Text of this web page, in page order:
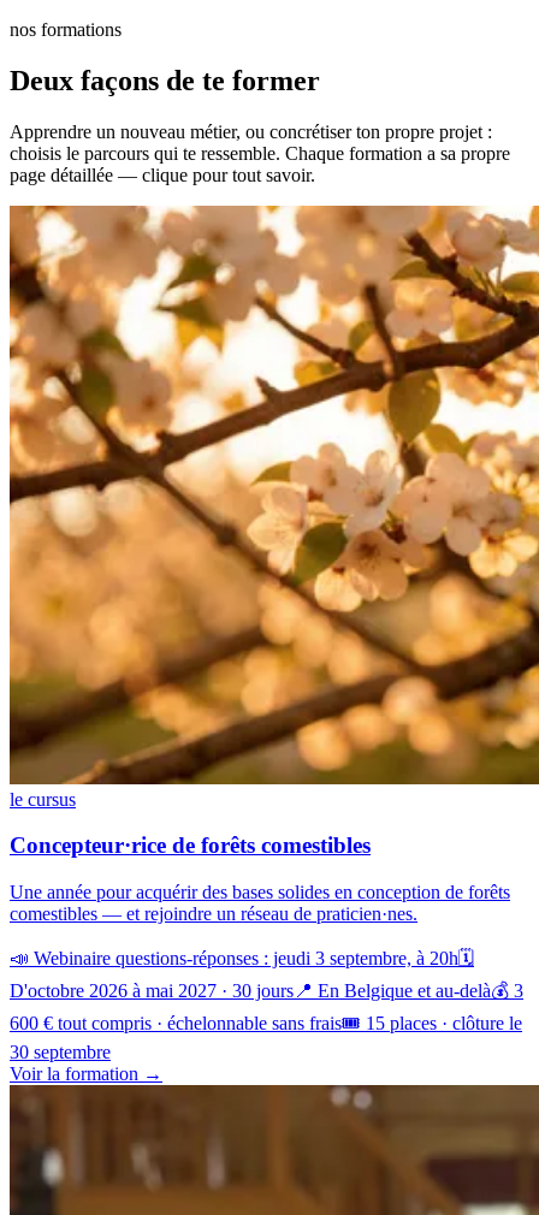
nos formations
Deux façons de te former
Apprendre un nouveau métier, ou concrétiser ton propre projet :
choisis le parcours qui te ressemble. Chaque formation a sa propre
page détaillée — clique pour tout savoir.
le cursus
Concepteur·rice de forêts comestibles
Une année pour acquérir des bases solides en conception de forêts
comestibles — et rejoindre un réseau de praticien·nes.
📣 Webinaire questions-réponses : jeudi 3 septembre, à 20h🗓️
D'octobre 2026 à mai 2027 · 30 jours 📍 En Belgique et au-delà💰 3
600 € tout compris · échelonnable sans frais🎟️ 15 places · clôture le
30 septembre
Voir la formation →